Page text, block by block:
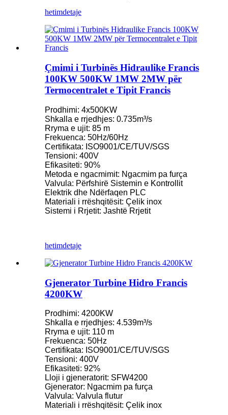
hetimdetaje
Çmimi i Turbinës Hidraulike Francis
100KW 500KW 1MW 2MW për
Termocentralet e Tipit Francis
Prodhimi: 4x500KW
Shkalla e rrjedhjes: 0.735m³/s
Rryma e ujit: 85 m
Frekuenca: 50Hz/60Hz
Certifikata: ISO9001/CE/TUV/SGS
Tensioni: 400V
Efikasiteti: 90%
Metoda e ngacmimit: Ngacmim pa furça
Valvula: Përfshirë Sistemin e Kontrollit
Elektrik dhe Ndërfaqen PLC
Materiali i rrëshqitësit: Çelik inox
Sistemi i Rrjetit: Jashtë Rrjetit
hetimdetaje
Gjenerator Turbine Hidro Francis
4200KW
Prodhimi: 4200KW
Shkalla e rrjedhjes: 4.539m³/s
Rryma e ujit: 110 m
Frekuenca: 50Hz
Certifikata: ISO9001/CE/TUV/SGS
Tensioni: 400V
Efikasiteti: 92%
Lloji i gjeneratorit: SFW4200
Gjenerator: Ngacmim pa furça
Valvula: Valvula flutur
Materiali i rrëshqitësit: Çelik inox